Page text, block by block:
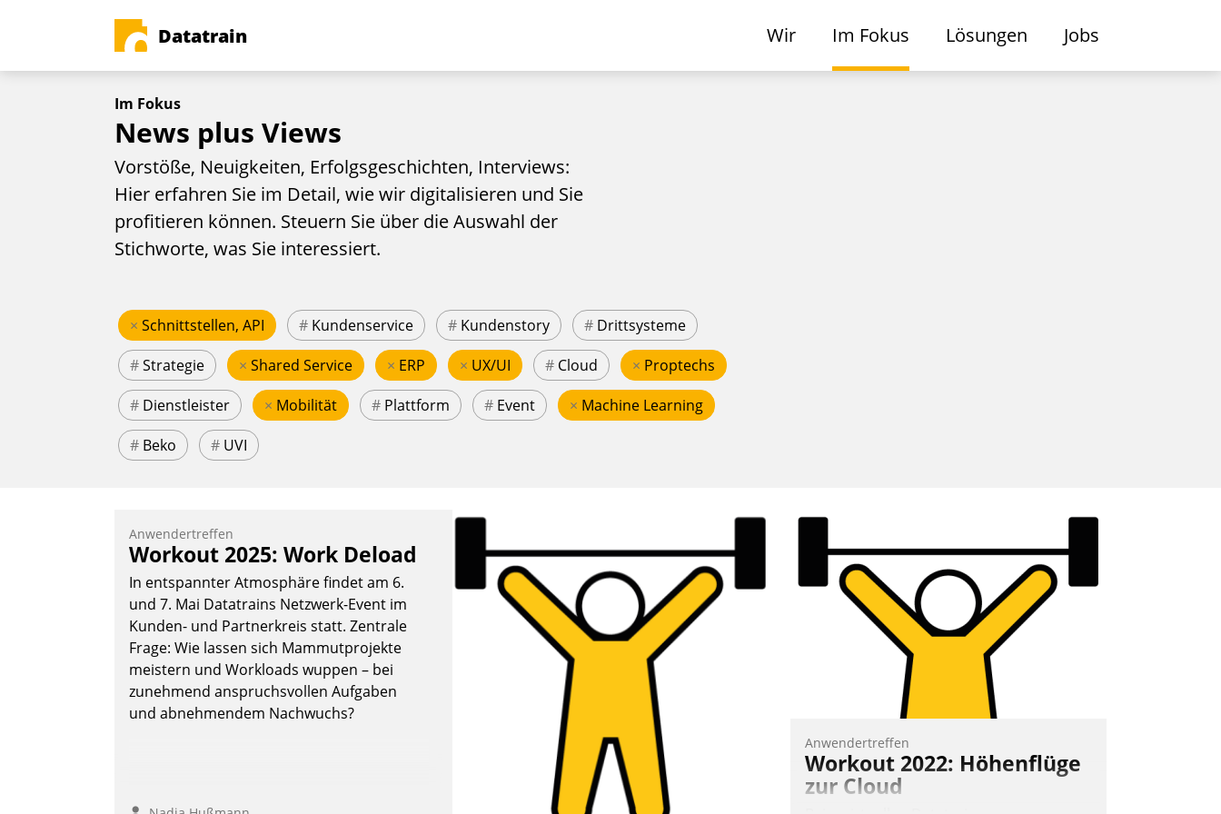
Datatrain Wir Im Fokus Lösungen Jobs
Im Fokus
News plus Views
Vorstöße, Neuigkeiten, Erfolgsgeschichten, Interviews:
Hier erfahren Sie im Detail, wie wir digitalisieren und Sie
profitieren können. Steuern Sie über die Auswahl der
Stichworte, was Sie interessiert.
× Schnittstellen, API # Kundenservice # Kundenstory # Drittsysteme
#Strategie × Shared Service × ERP × UX/UI # Cloud × Proptechs
# Dienstleister × Mobilität # Plattform # Event × Machine Learning
# Beko # UVI
Anwendertreffen
Workout 2025: Work Deload
In entspannter Atmosphäre findet am 6.
und 7. Mai Datatrains Netzwerk-Event im
Kunden- und Partnerkreis statt. Zentrale
Frage: Wie lassen sich Mammutprojekte
meistern und Workloads wuppen – bei
zunehmend anspruchsvollen Aufgaben
und abnehmendem Nachwuchs?
Anwendertreffen
Workout 2022: Höhenflüge
zur Cloud